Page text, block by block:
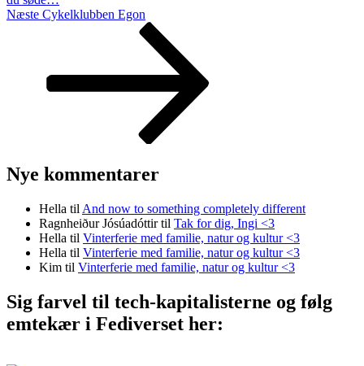
Næste
Næste Cykelklubben Egon
Nye kommentarer
Hella til And now to something completely different
Ragnheiður Jósúadóttirtil Tak for dig, Ingi <3
Hella til Vinterferie med familie, natur og kultur <3
Hella til Vinterferie med familie, natur og kultur <3
Kim til Vinterferie med familie, natur og kultur <3
Sig farvel til tech-kapitalisterne og følg
emtekær i Fediverset her: